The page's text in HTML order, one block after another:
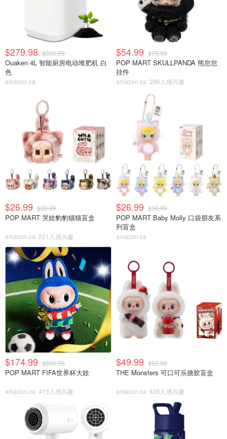
$279.98 $399.99
Ouaken 4L 智能厨房电动堆肥机 白
色
amazon.ca
$54.99 $73.99
POP MART SKULLPANDA 熊怠怠
挂件
amazon.ca 286人感兴趣
$26.99 $30.99
POP MART 哭娃豹豹猫猫盲盒
amazon.ca 221人感兴趣
$26.99 $30.99
POP MART Baby Molly 口袋朋友系
列盲盒
amazon.ca
$174.99 $200.99
POP MART FIFA世界杯大娃
amazon.ca 413人感兴趣
$49.99 $62.99
THE Monsters 可口可乐搪胶盲盒
amazon.ca 435人感兴趣